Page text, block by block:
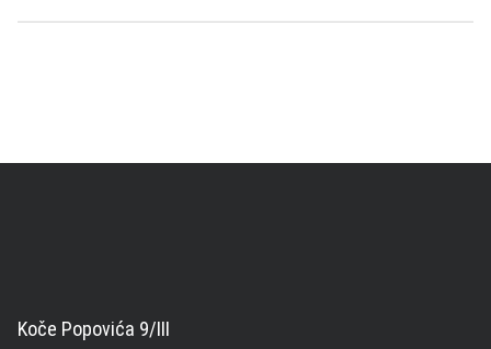
Koče Popovića 9/III